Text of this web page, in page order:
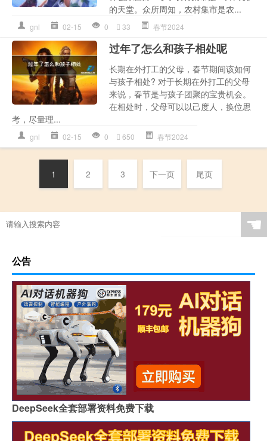
的天堂。众所周知，农村集市是农...
gnl 02-15 0 33 春节2024
过年了怎么和孩子相处呢
长期在外打工的父母，春节期间该如何
与孩子相处? 对于长期在外打工的父母
来说，春节是与孩子团聚的宝贵机会。
在相处时，父母可以以己度人，换位思
考，尽量理...
gnl 02-15 0 650 春节2024
1 2 3 下一页 尾页
☚
公告
DeepSeek全套部署资料免费下载